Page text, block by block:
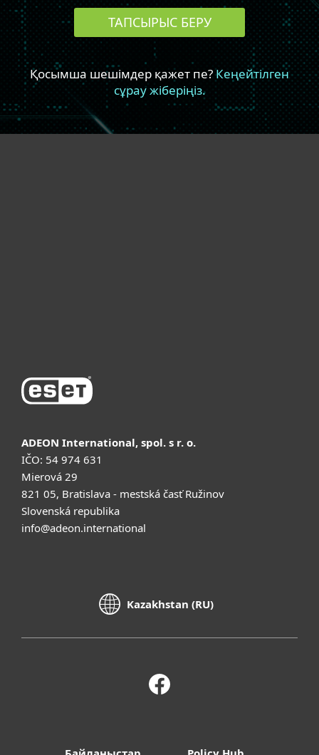
ADEON International, spol. s r. o.
IČO: 54 974 631
Mierová 29
821 05, Bratislava - mestská časť Ružinov
Slovenská republika
info@adeon.international
Kazakhstan (RU)